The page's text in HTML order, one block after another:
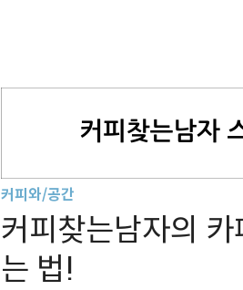
커피와/공간
커피찾는남자의
는 법!